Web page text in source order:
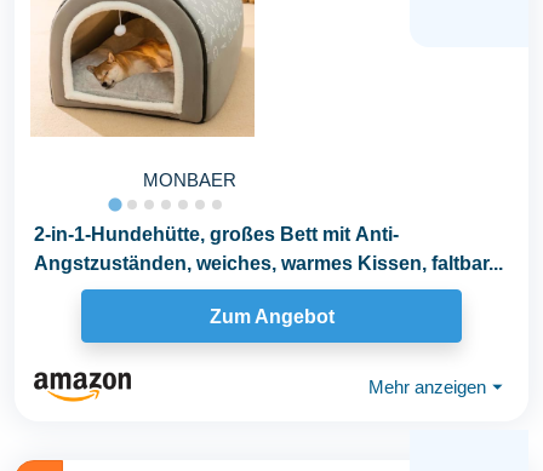
MONBAER
2-in-1-Hundehütte, großes Bett mit Anti-
Angstzuständen, weiches, warmes Kissen, faltbar...
Zum Angebot
Mehr anzeigen ⏷